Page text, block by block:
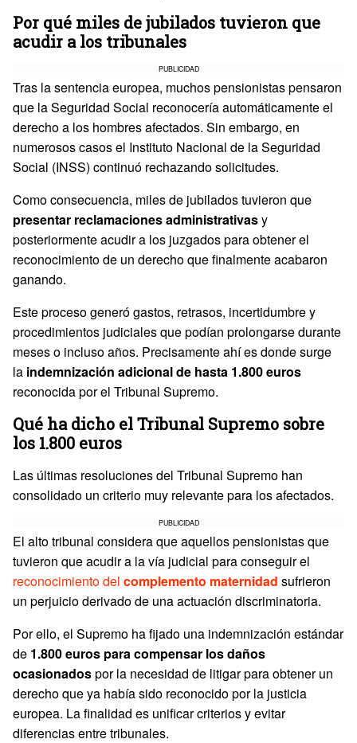
Por qué miles de jubilados tuvieron que
acudir a los tribunales
PUBLICIDAD
Tras la sentencia europea, muchos pensionistas pensaron
que la Seguridad Social reconocería automáticamente el
derecho a los hombres afectados. Sin embargo, en
numerosos casos el Instituto Nacional de la Seguridad
Social (INSS) continuó rechazando solicitudes.
Como consecuencia, miles de jubilados tuvieron que
presentar reclamaciones administrativasy
posteriormente acudir a los juzgados para obtener el
reconocimiento de un derecho que finalmente acabaron
ganando.
Este proceso generó gastos, retrasos, incertidumbre y
procedimientos judiciales que podían prolongarse durante
meses o incluso años. Precisamente ahí es donde surge
la indemnización adicional de hasta 1.800 euros
reconocida por el Tribunal Supremo.
Qué ha dicho el Tribunal Supremo sobre
los 1.800 euros
Las últimas resoluciones del Tribunal Supremo han
consolidado un criterio muy relevante para los afectados.
PUBLICIDAD
El alto tribunal considera que aquellos pensionistas que
tuvieron que acudir a la vía judicial para conseguir el
reconocimiento del complemento maternidad sufrieron
un perjuicio derivado de una actuación discriminatoria.
Por ello, el Supremo ha fijado una indemnización estándar
de 1.800 euros para compensar los daños
ocasionadospor la necesidad de litigar para obtener un
derecho que ya había sido reconocido por la justicia
europea. La finalidad es unificar criterios y evitar
diferencias entre tribunales.